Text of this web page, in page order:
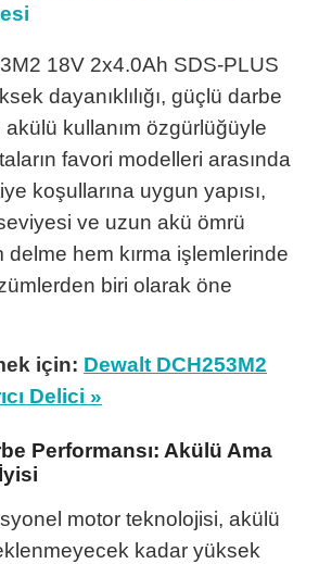
Panter Testere ve Sünger Kesme
Planyalar
Tork Anahtarı
18V 2x4.0Ah SDS-PLUS
dayanıklılığı, güçlü darbe
akülü kullanım özgürlüğüyle
favori modelleri arasında
koşullarına uygun yapısı,
ve uzun akü ömrü
hem kırma işlemlerinde
biri olarak öne
için: Dewalt DCH253M2
Delici »
Performansı: Akülü Ama
motor teknolojisi, akülü
kadar yüksek